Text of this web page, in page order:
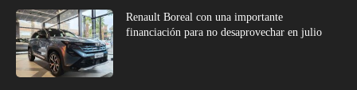
Renault Boreal con una importante
financiación para no desaprovechar en julio